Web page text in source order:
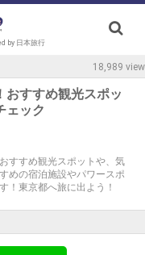
by 日本旅行
18,989 view
おすすめ観光スポッ
ェック
すすめ観光スポットや、気
めの宿泊施設やパワースポ
！東京都へ旅に出よう！